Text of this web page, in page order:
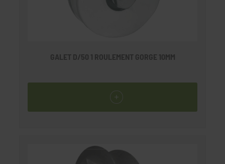
GALET D/50 1 ROULEMENT GORGE 10MM